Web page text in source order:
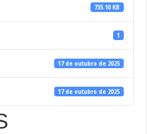
735.10 KB
1
17 de outubro de 2025
17 de outubro de 2025